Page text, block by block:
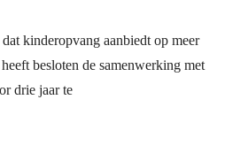
kinderopvang aanbiedt op meer
besloten de samenwerking met
drie jaar te